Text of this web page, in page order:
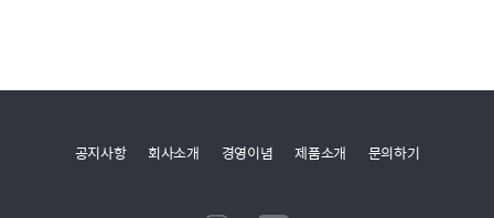
공지사항 회사소개 경영이념 제품소개 문의하기